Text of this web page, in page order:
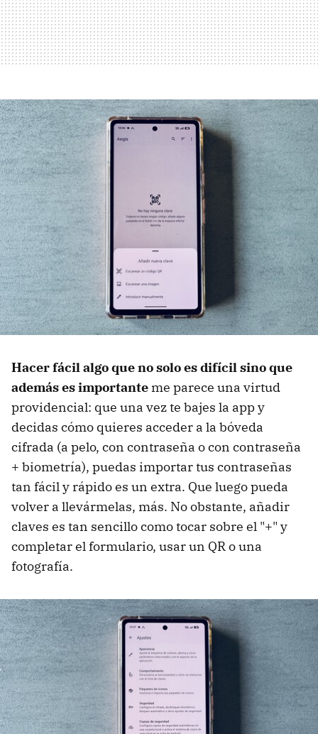
Hacer fácil algo que no solo es difícil sino que
además es importante me parece una virtud
providencial: que una vez te bajes la app y
decidas cómo quieres acceder a la bóveda
cifrada (a pelo, con contraseña o con contraseña
+ biometría), puedas importar tus contraseñas
tan fácil y rápido es un extra. Que luego pueda
volver a llevármelas, más. No obstante, añadir
claves es tan sencillo como tocar sobre el "+" y
completar el formulario, usar un QR o una
fotografía.